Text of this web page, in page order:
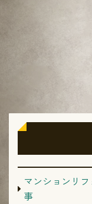
マンションリ
事